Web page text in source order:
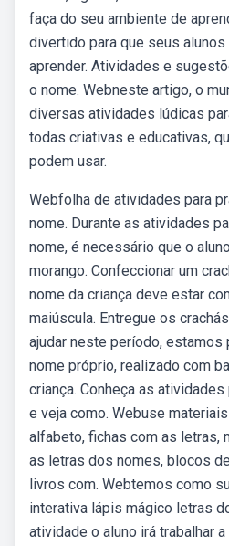
faça do seu ambiente de
divertido para que seus
aprender. Atividades e
o nome. Webneste artigo, o
diversas atividades lúdicas
todas criativas e educativas,
podem usar.
Webfolha de atividades para
nome. Durante as atividades
nome, é necessário que o
morango. Confeccionar um
nome da criança deve estar
maiúscula. Entregue os
ajudar neste período, estamos
nome próprio, realizado com
criança. Conheça as
e veja como. Webuse
alfabeto, fichas com as letras,
as letras dos nomes, blocos
livros com. Webtemos como
interativa lápis mágico letras
atividade o aluno irá trabalhar